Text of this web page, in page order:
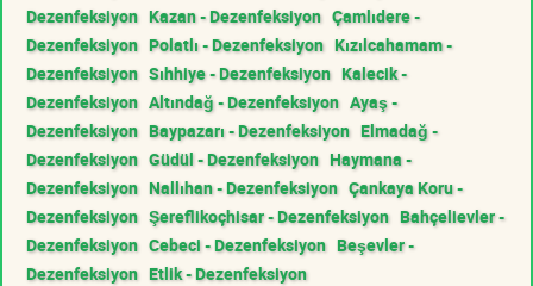
Dezenfeksiyon Kazan - Dezenfeksiyon Çamlıdere -
Dezenfeksiyon Polatlı - Dezenfeksiyon Kızılcahamam -
Dezenfeksiyon Sıhhiye - Dezenfeksiyon Kalecik -
Dezenfeksiyon Altındağ - Dezenfeksiyon Ayaş -
Dezenfeksiyon Baypazarı - Dezenfeksiyon Elmadağ -
Dezenfeksiyon Güdül - Dezenfeksiyon Haymana -
Dezenfeksiyon Nallıhan - Dezenfeksiyon Çankaya Koru -
Dezenfeksiyon Şereflikoçhisar - Dezenfeksiyon Bahçelievler -
Dezenfeksiyon Cebeci - Dezenfeksiyon Beşevler -
Dezenfeksiyon Etlik - Dezenfeksiyon